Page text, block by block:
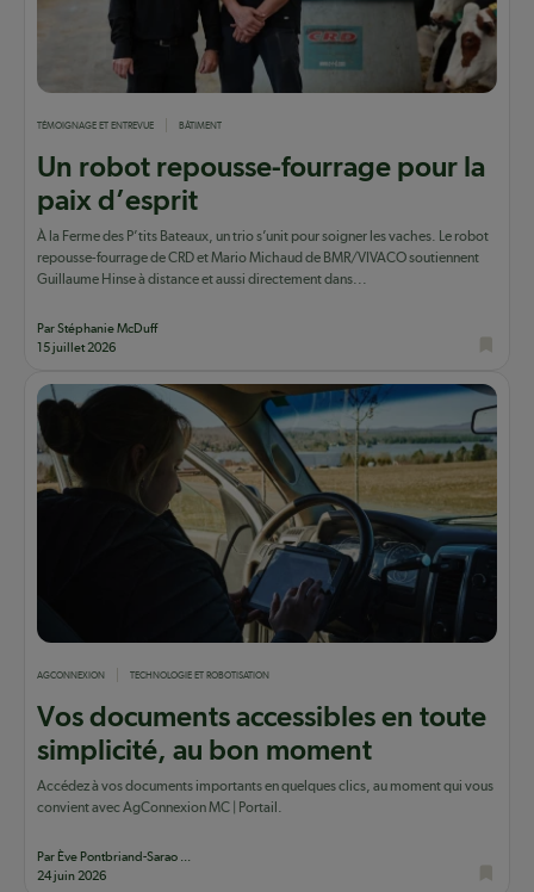
TÉMOIGNAGE ET ENTREVUE BÂTIMENT
Un robot repousse-fourrage pour la
paix d’esprit
À la Ferme des P’tits Bateaux, un trio s’unit pour soigner les vaches. Le robot
repousse-fourrage de CRD et Mario Michaud de BMR/VIVACO soutiennent
Guillaume Hinse à distance et aussi directement dans...
Par Stéphanie McDuff
15 juillet 2026
AGCONNEXION TECHNOLOGIE ET ROBOTISATION
Vos documents accessibles en toute
simplicité, au bon moment
Accédez à vos documents importants en quelques clics, au moment qui vous
convient avec AgConnexion MC | Portail.
Par Ève Pontbriand-Sarao ...
24 juin 2026